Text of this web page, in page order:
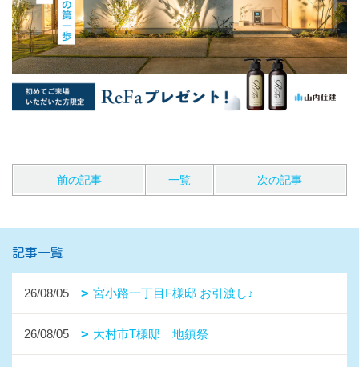
前の記事 一覧 次の記事
記事一覧
26/08/05 宮小路一丁目F様邸 お引渡し♪
26/08/05 大村市T様邸 地鎮祭